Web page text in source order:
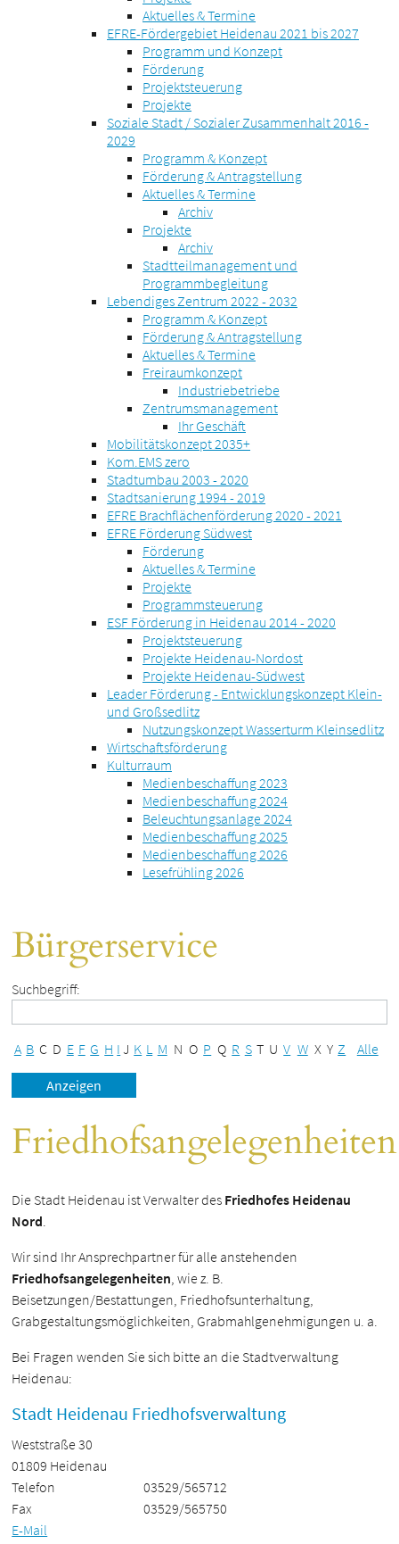
Aktuelles & Termine
EFRE-Fördergebiet Heidenau 2021 bis 2027
Programm und Konzept
Förderung
Projektsteuerung
Projekte
Soziale Stadt / Sozialer Zusammenhalt 2016 -
2029
Programm & Konzept
Förderung & Antragstellung
Aktuelles & Termine
Archiv
Projekte
Archiv
Stadtteilmanagement und
Programmbegleitung
Lebendiges Zentrum 2022 - 2032
Programm & Konzept
Förderung & Antragstellung
Aktuelles & Termine
Freiraumkonzept
Industriebetriebe
Zentrumsmanagement
Ihr Geschäft
Mobilitätskonzept 2035+
Kom.EMS zero
Stadtumbau 2003 - 2020
Stadtsanierung 1994 - 2019
EFRE Brachflächenförderung 2020 - 2021
EFRE Förderung Südwest
Förderung
Aktuelles & Termine
Projekte
Programmsteuerung
ESF Förderung in Heidenau 2014 - 2020
Projektsteuerung
Projekte Heidenau-Nordost
Projekte Heidenau-Südwest
Leader Förderung - Entwicklungskonzept Klein-
und Großsedlitz
Nutzungskonzept Wasserturm Kleinsedlitz
Wirtschaftsförderung
Kulturraum
Medienbeschaffung 2023
Medienbeschaffung 2024
Beleuchtungsanlage 2024
Medienbeschaffung 2025
Medienbeschaffung 2026
Lesefrühling 2026
Bürgerservice
Suchbegriff:
A B C D E F G H I J K L M N O P Q R S T U V W X Y Z Alle
Friedhofsangelegenheiten
Die Stadt Heidenau ist Verwalter des Friedhofes Heidenau
Nord.
Wir sind Ihr Ansprechpartner für alle anstehenden
Friedhofsangelegenheiten, wie z. B.
Beisetzungen/Bestattungen, Friedhofsunterhaltung,
Grabgestaltungsmöglichkeiten, Grabmahlgenehmigungen u. a.
Bei Fragen wenden Sie sich bitte an die Stadtverwaltung
Heidenau:
Stadt Heidenau Friedhofsverwaltung
Weststraße 30
01809 Heidenau
Telefon
03529/565712
Fax
03529/565750
E-Mail